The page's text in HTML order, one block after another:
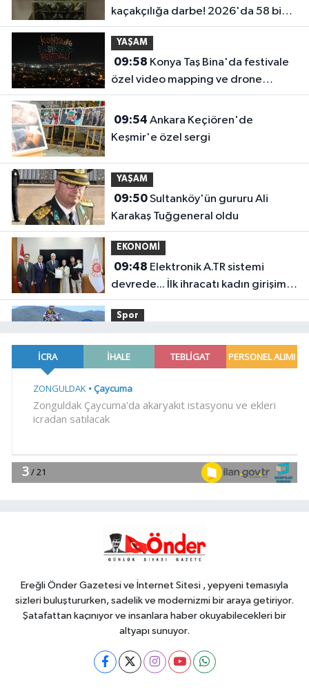
kaçakçılığa darbe! 2026'da 58 bin
519 canlı hayvan kurtarıldı
YAŞAM
09:58
özel video mapping ve drone
gösterisi büyüledi
09:54
Keşmir'e özel sergi
YAŞAM
09:50Sultanköy'ün gururu Ali
Karakaş Tuğgeneral oldu
EKONOMİ
09:48
devrede... İlk ihracatı kadın girişimci
gerçekleştirdi
Spor
yapacak
09:40İzmir Büyükşehir'in Yaz
09:32 SpaceX'ten Ay'a çarpma
açıklaması: Sorumlu uzay
Ereğli Önder Gazetesi ve İnternet Sitesi , yepyeni temasıyla
sizleri buluştururken, sadelik ve modernizmi bir araya getiriyor.
Şatafattan kaçınıyor ve insanlara haber okuyabilecekleri bir
altyapı sunuyor.